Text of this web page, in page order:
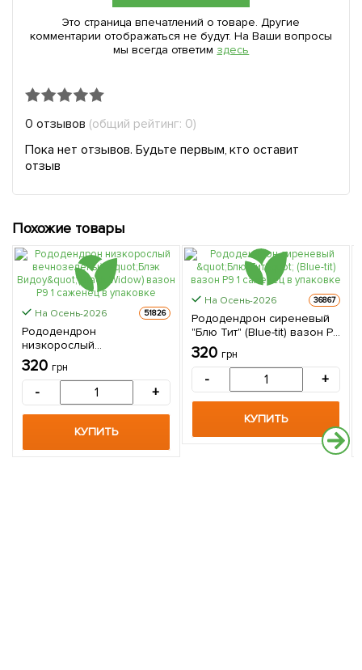
Это страница впечатлений о товаре. Другие
комментарии отображаться не будут. На Ваши вопросы
мы всегда ответим здесь
0 отзывов (общий рейтинг: 0)
Пока нет отзывов. Будьте первым, кто оставит
отзыв
Похожие товары
На Осень-2026 51826
Рододендрон
низкорослый
вечнозеленый "Блэк
Видоу"(Black Widow) вазон
Р9 1 саженец в упаковке
320 грн
- +
КУПИТЬ
На Осень-2026 36867
Рододендрон сиреневый
"Блю Тит" (Blue-tit) вазон Р9
1 саженец в упаковке
320 грн
- +
КУПИТЬ